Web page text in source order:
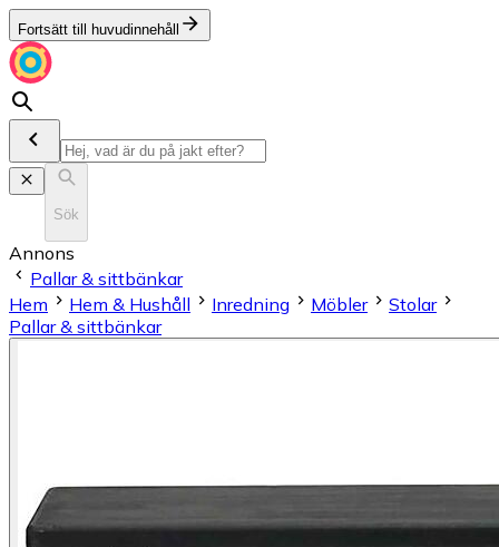
Fortsätt till huvudinnehåll
Sök
Annons
Pallar & sittbänkar
Hem
Hem & Hushåll Inredning Möbler
Stolar
Pallar & sittbänkar